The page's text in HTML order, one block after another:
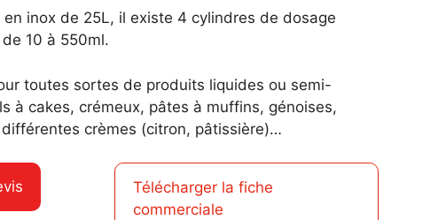
en inox de 25L, il existe 4 cylindres de dosage
10 à 550ml.
toutes sortes de produits liquides ou semi-
à cakes, crémeux, pâtes à muffins, génoises,
crèmes (citron, pâtissière)…
Télécharger la fiche
commerciale